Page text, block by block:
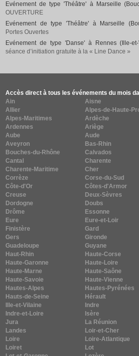
Evénement de type 'Théâtre' à Marseille
OUVERTURE
Evénement de type 'Théâtre' à Marseille
Portes Ouvertes
Evénement de type 'Danse' à Rennes (Ille-
séance d’initiation gratuite à la « Line Dance »
Accès direct à tous les événements du mois
Ain
Aisne
Allier
Alpes-de-Haute-
Alpes-Maritimes
Ardèche
Ardennes
Ariège
Aube
Aude
Aveyron
Bas-Rhin
Bouches-du-Rhône
Calvados
Cantal
Charente
Charente-Maritime
Cher
Corrèze
Corse-du-Sud
Côte-d'Or
Côtes-d'Armor
Creuse
Deux-Sèvres
Dordogne
Doubs
Drôme
Essonne
Eure
Eure-et-Loir
Finistère
Gard
Gers
Gironde
Guadeloupe
Guyane
Haut-Rhin
Haute-Corse
Haute-Garonne
Haute-Loire
Haute-Marne
Haute-Saône
Haute-Savoie
Haute-Vienne
Hautes-Alpes
Hautes-Pyrénées
Hauts-de-Seine
Hérault
Ille-et-Vilaine
Indre
Indre-et-Loire
Isère
Jura
La Réunion
Landes
Loir-et-Cher
Loire
Loire-Atlantique
Loiret
Lot